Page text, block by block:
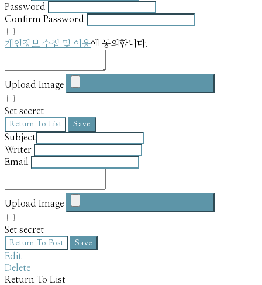
Password
Confirm Password
개인정보 수집 및 이용에 동의합니다.
Upload Image
Set secret
Return To List Save
Subject
Writer
Email
Upload Image
Set secret
Return To Post Save
Edit
Delete
Return To List